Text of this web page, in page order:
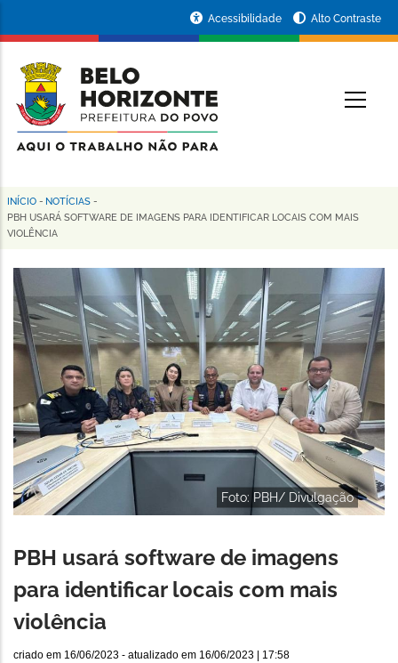
conteúdo
principal
da
Prefeitura
de
Horizonte
Acessibilidade Alto Contraste
Trilha
de
navegação
INÍCIO - NOTÍCIAS -
PBH USARÁ SOFTWARE DE IMAGENS PARA IDENTIFICAR LOCAIS COM MAIS
VIOLÊNCIA
Foto: PBH/ Divulgação
PBH usará software de imagens
para identificar locais com mais
violência
criado em 16/06/2023 - atualizado em 16/06/2023 | 17:58